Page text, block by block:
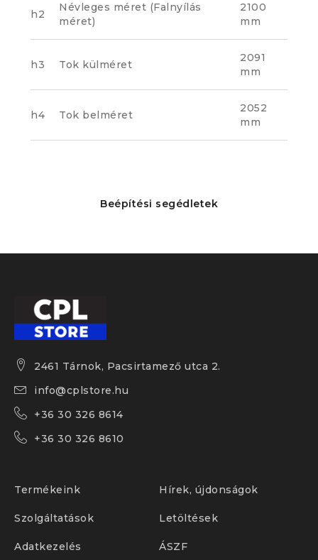
h2
Névleges méret (Falnyílás
méret)
2100
mm
h3 Tok külméret
2091
mm
h4 Tok belméret
2052
mm
Beépítési segédletek
2461 Tárnok, Pacsirtamező utca 2.
info@cplstore.hu
+36 30 326 8614
+36 30 326 8610
Termékeink Hírek, újdonságok
Szolgáltatások Letöltések
Adatkezelés ÁSZF